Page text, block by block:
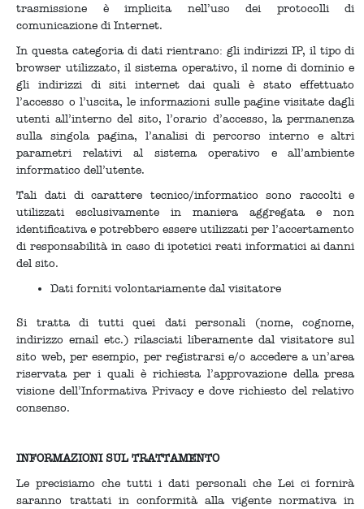
trasmissione è implicita nell’uso dei protocolli di
comunicazione di Internet.
In questa categoria di dati rientrano: gli indirizzi IP, il tipo di
browser utilizzato, il sistema operativo, il nome di dominio e
gli indirizzi di siti internet dai quali è stato effettuato
l’accesso o l’uscita, le informazioni sulle pagine visitate dagli
utenti all’interno del sito, l’orario d’accesso, la permanenza
sulla singola pagina, l’analisi di percorso interno e altri
parametri relativi al sistema operativo e all’ambiente
informatico dell’utente.
Tali dati di carattere tecnico/informatico sono raccolti e
utilizzati esclusivamente in maniera aggregata e non
identificativa e potrebbero essere utilizzati per l’accertamento
di responsabilità in caso di ipotetici reati informatici ai danni
del sito.
Dati forniti volontariamente dal visitatore
Si tratta di tutti quei dati personali (nome, cognome,
indirizzo email etc.) rilasciati liberamente dal visitatore sul
sito web, per esempio, per registrarsi e/o accedere a un’area
riservata per i quali è richiesta l’approvazione della presa
visione dell’Informativa Privacy e dove richiesto del relativo
consenso.
INFORMAZIONI SUL TRATTAMENTO
Le precisiamo che tutti i dati personali che Lei ci fornirà
saranno trattati in conformità alla vigente normativa in